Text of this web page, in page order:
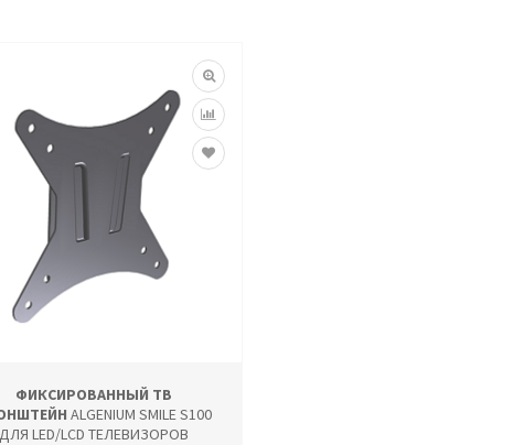
ФИКСИРОВАННЫЙ ТВ
ALGENIUM SMILE S100
ДЛЯ LED/LCD ТЕЛЕВИЗОРОВ